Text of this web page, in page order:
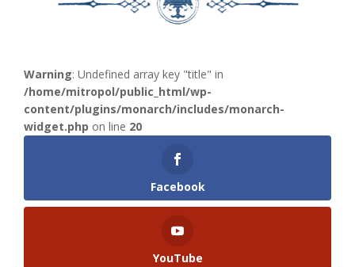
Warning: Undefined array key "title" in
/home/mitropol/public_html/wp-
content/plugins/monarch/includes/monarch-
widget.php on line 20
Facebook
YouTube